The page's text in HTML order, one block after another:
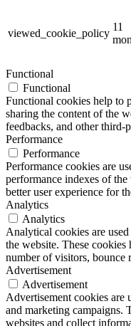
viewed_cookie_policy
11
Functional
Functional
Functional cookies help to
sharing the content of the
feedbacks, and other third-
Performance
Performance
Performance cookies are
performance indexes of
better user experience for
Analytics
Analytics
Analytical cookies are
the website. These
number of visitors, bounce
Advertisement
Advertisement
Advertisement cookies are
and marketing campaigns.
websites and collect